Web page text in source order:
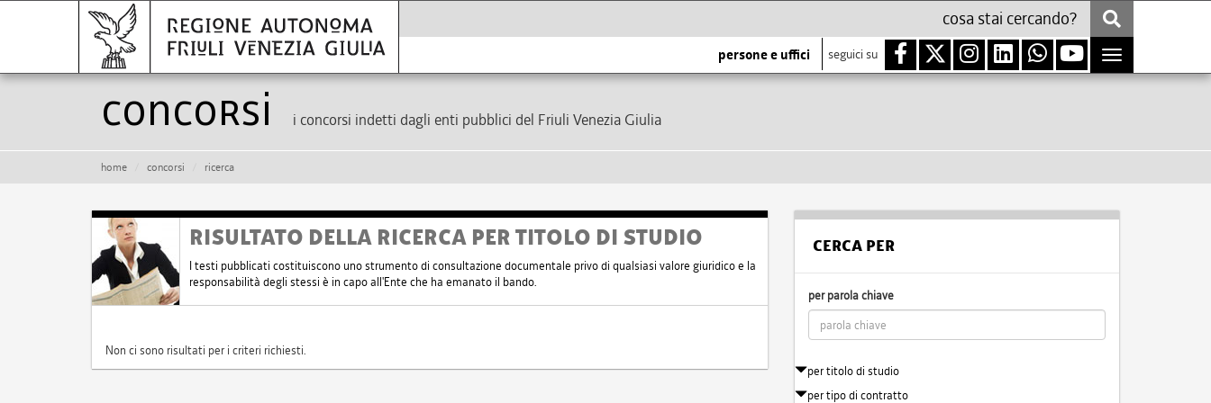
persone e uffici seguici su
Toggle
navigation
Concorsi i concorsi indetti dagli enti pubblici del Friuli Venezia Giulia
home concorsi ricerca
RISULTATO DELLA RICERCA PER TITOLO DI STUDIO
I testi pubblicati costituiscono uno strumento di consultazione documentale privo di qualsiasi valore giuridico e la
responsabilità degli stessi è in capo all'Ente che ha emanato il bando.
Non ci sono risultati per i criteri richiesti.
CERCA PER
per parola chiave
per titolo di studio
per tipo di contratto